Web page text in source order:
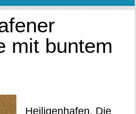
mit buntem
Heiligenhafen. Die